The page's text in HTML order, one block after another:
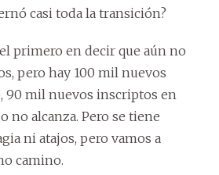
casi toda la transición?
primero en decir que aún no
pero hay 100 mil nuevos
90 mil nuevos inscriptos en
no alcanza. Pero se tiene
ni atajos, pero vamos a
camino.